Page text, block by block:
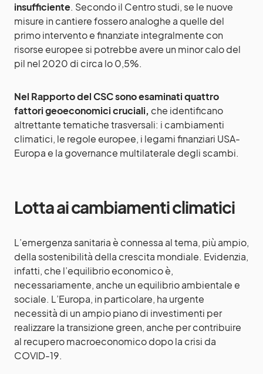
insufficiente. Secondo il Centro studi, se le nuove
misure in cantiere fossero analoghe a quelle del
primo intervento e finanziate integralmente con
risorse europee si potrebbe avere un minor calo del
pil nel 2020 di circa lo 0,5%.
Nel Rapporto del CSC sono esaminati quattro
fattori geoeconomici cruciali, che identificano
altrettante tematiche trasversali: i cambiamenti
climatici, le regole eu­ropee, i legami finanziari USA-
Europa e la governance multilaterale degli scambi.
Lotta ai cambiamenti climatici
L’emergenza sanitaria è connessa al tema, più ampio,
della sostenibilità della crescita mondiale. Evidenzia,
infatti, che l’equilibrio economico è,
necessariamente, anche un equilibrio ambientale e
sociale. L’Eu­ropa, in particolare, ha urgente
necessità di un ampio piano di investimenti per
realizzare la transizione green, anche per contribuire
al recupero macroeconomico dopo la crisi da
COVID-19.